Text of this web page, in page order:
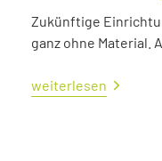
Zukünftige
ganz ohne Material.
weiterlesen